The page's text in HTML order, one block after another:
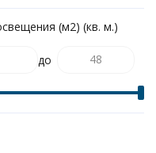
(м2) (кв. м.)
до